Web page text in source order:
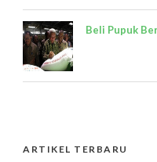
Beli Pupuk
ARTIKEL TERBARU